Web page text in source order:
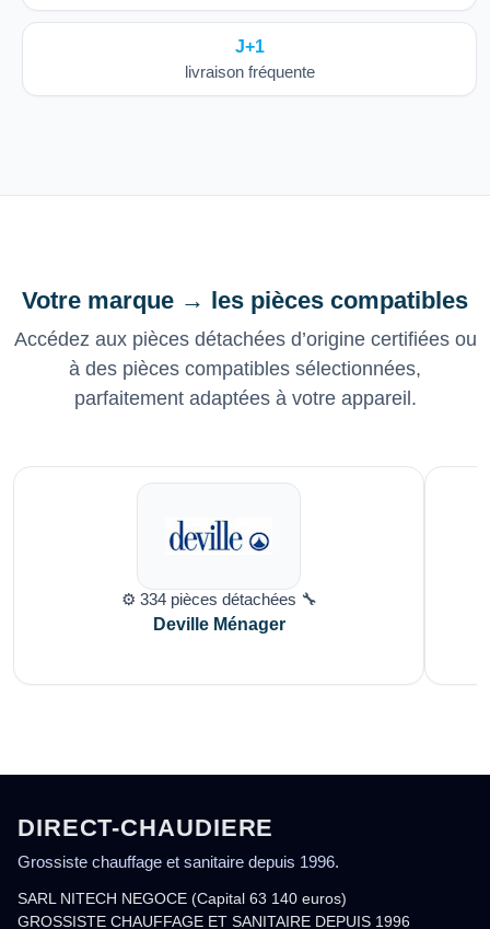
J+1
livraison fréquente
Votre marque → les pièces compatibles
Accédez aux pièces détachées d’origine certifiées ou
à des pièces compatibles sélectionnées,
parfaitement adaptées à votre appareil.
⚙️ 334 pièces détachées 🔧
Deville Ménager
DIRECT-CHAUDIERE
Grossiste chauffage et sanitaire depuis 1996.
SARL NITECH NEGOCE (Capital 63 140 euros)
GROSSISTE CHAUFFAGE ET SANITAIRE DEPUIS 1996